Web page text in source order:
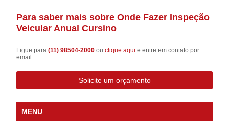
Para saber mais sobre Onde Fazer Inspeção
Veicular Anual Cursino
Ligue para(11) 98504-2000ouclique aqui e entre em contato por
email.
Solicite um orçamento
MENU